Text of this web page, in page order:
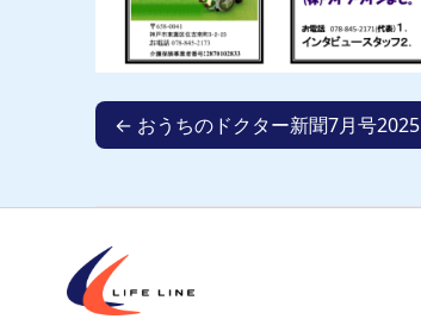
← おうちのドクター新聞7月号2025